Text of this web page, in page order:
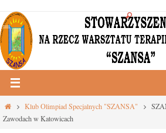
Przejdź
do
treści
Strona
główna
Klub Olimpiad Specjalnych "SZANSA"
Zawodach w Katowicach